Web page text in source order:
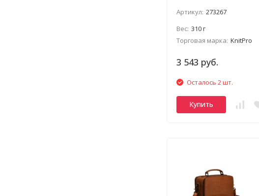
Артикул: 273267
Вес: 310 г
Торговая марка: KnitPro
3 543 руб.
Осталось 2 шт.
Купить